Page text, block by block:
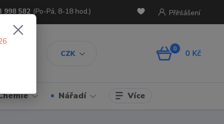
CZK
Přihlášení
998 582 (Po-Pá, 8-18 hod.)
0 0 Kč
Nářadí Více